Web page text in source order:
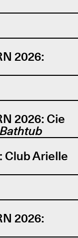
2026:
2026: Cie
Club Arielle
2026: